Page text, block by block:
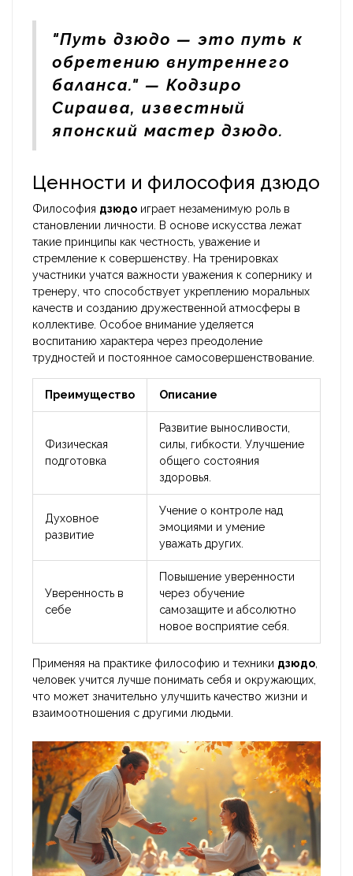
"Путь дзюдо — это путь к
обретению внутреннего
баланса." — Кодзиро
Сираива, известный
японский мастер дзюдо.
Ценности и философия дзюдо
Философия дзюдо играет незаменимую роль в
становлении личности. В основе искусства лежат
такие принципы как честность, уважение и
стремление к совершенству. На тренировках
участники учатся важности уважения к сопернику и
тренеру, что способствует укреплению моральных
качеств и созданию дружественной атмосферы в
коллективе. Особое внимание уделяется
воспитанию характера через преодоление
трудностей и постоянное самосовершенствование.
Преимущество Описание
Физическая
подготовка
Развитие выносливости,
силы, гибкости. Улучшение
общего состояния
здоровья.
Духовное
развитие
Учение о контроле над
эмоциями и умение
уважать других.
Уверенность в
себе
Повышение уверенности
через обучение
самозащите и абсолютно
новое восприятие себя.
Применяя на практике философию и техники дзюдо
человек учится лучше понимать себя и окружающих,
что может значительно улучшить качество жизни и
взаимоотношения с другими людьми.